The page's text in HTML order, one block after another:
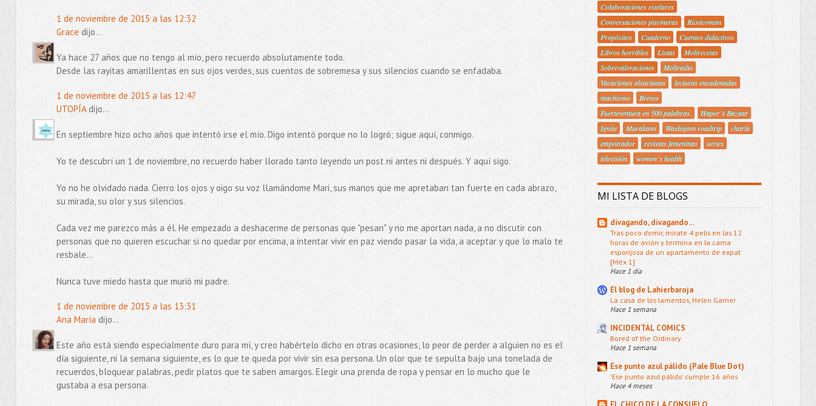
1 de noviembre de 2015 a las 12:32
Grace dijo...
Ya hace 27 años que no tengo al mío, pero recuerdo absolutamente todo.
Desde las rayitas amarillentas en sus ojos verdes, sus cuentos de sobremesa y sus silencios cuando se enfadaba.
1 de noviembre de 2015 a las 12:47
UTOPÍAdijo...
En septiembre hizo ocho años que intentó irse el mío. Digo intentó porque no lo logró; sigue aquí, conmigo.
Yo te descubrí un 1 de noviembre, no recuerdo haber llorado tanto leyendo un post ni antes ni después. Y aquí sigo.
Yo no he olvidado nada. Cierro los ojos y oigo su voz llamándome Mari, sus manos que me apretaban tan fuerte en cada abrazo,
su mirada, su olor y sus silencios.
Cada vez me parezco más a él. He empezado a deshacerme de personas que "pesan" y no me aportan nada, a no discutir con
personas que no quieren escuchar si no quedar por encima, a intentar vivir en paz viendo pasar la vida, a aceptar y que lo malo te
resbale...
Nunca tuve miedo hasta que murió mi padre.
1 de noviembre de 2015 a las 13:31
Ana Maríadijo...
Este año está siendo especialmente duro para mí, y creo habértelo dicho en otras ocasiones, lo peor de perder a alguien no es el
día siguiente, ni la semana siguiente, es lo que te queda por vivir sin esa persona. Un olor que te sepulta bajo una tonelada de
recuerdos, bloquear palabras, pedir platos que te saben amargos. Elegir una prenda de ropa y pensar en lo mucho que le
gustaba a esa persona.
Colaboraciones estelares
Conversaciones piscineras
Rústicoman
Propósitos
Cuaderno
Cuentos didactivos
Libros horribles
Listas
Molirecetas
Sobrevaloraciones
Moliradio
Vacaciones alsacianas
lecturas encadenadas
machismo
Breves
Fuerteventura en 500 palabras.
Haper´s Bazaar
Ignite
Murakami Washigton roadtrip
charla
empotrador
revistas femeninas
series
televisión
women´s health
MI LISTA DE BLOGS
divagando, divagando...
Tras poco domir, mírate 4 pelis en las 12
horas de avión y termina en la cama
esponjosa de un apartamento de expat
[Méx 1]
Hace 1 día
El blog de Lahierbaroja
La casa de los lamentos, Helen Garner
Hace 1 semana
INCIDENTAL COMICS
Bored of the Ordinary
Hace 1 semana
Ese punto azul pálido (Pale Blue Dot)
'Ese punto azul pálido' cumple 16 años
Hace 4 meses